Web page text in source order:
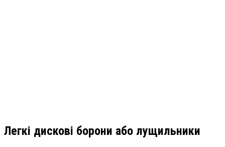
Легкі дискові борони або лущильники